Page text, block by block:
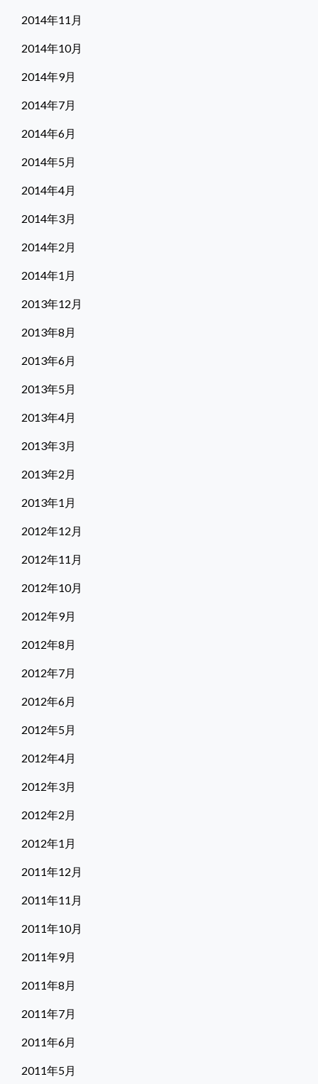
2014年11月
2014年10月
2014年9月
2014年7月
2014年6月
2014年5月
2014年4月
2014年3月
2014年2月
2014年1月
2013年12月
2013年8月
2013年6月
2013年5月
2013年4月
2013年3月
2013年2月
2013年1月
2012年12月
2012年11月
2012年10月
2012年9月
2012年8月
2012年7月
2012年6月
2012年5月
2012年4月
2012年3月
2012年2月
2012年1月
2011年12月
2011年11月
2011年10月
2011年9月
2011年8月
2011年7月
2011年6月
2011年5月